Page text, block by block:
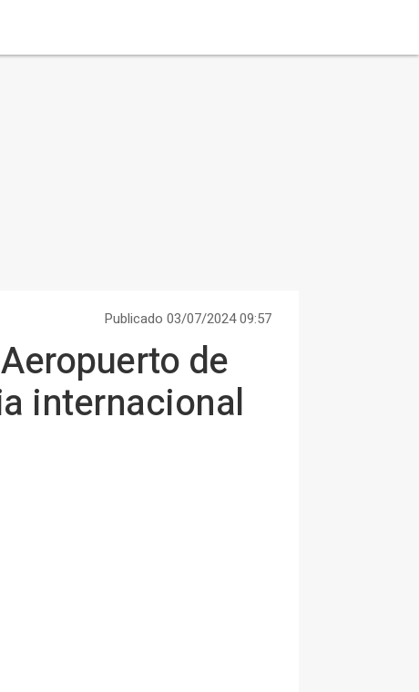
Publicado 03/07/2024 09:57
de
internacional